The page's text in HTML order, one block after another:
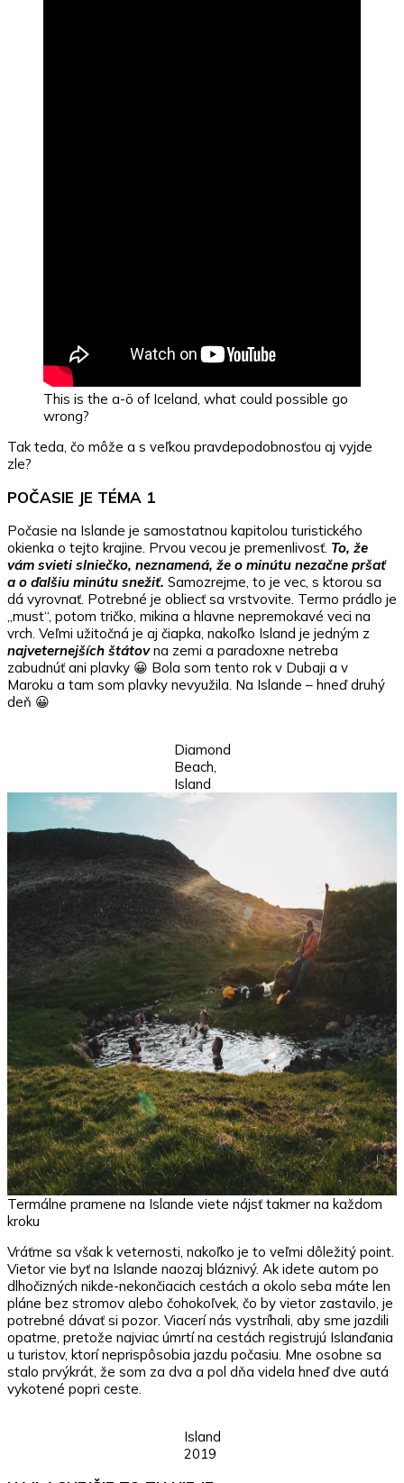
This is the a-ö of Iceland, what could possible go
wrong?
Tak teda, čo môže a s veľkou pravdepodobnosťou aj vyjde
zle?
POČASIE JE TÉMA 1
Počasie na Islande je samostatnou kapitolou turistického
okienka o tejto krajine. Prvou vecou je premenlivosť. To, že
vám svieti slniečko, neznamená, že o minútu nezačne pršať
a o ďalšiu minútu snežiť. Samozrejme, to je vec, s ktorou sa
dá vyrovnať. Potrebné je obliecť sa vrstvovite. Termo prádlo je
„must“, potom tričko, mikina a hlavne nepremokavé veci na
vrch. Veľmi užitočná je aj čiapka, nakoľko Island je jedným z
najveternejších štátovna zemi a paradoxne netreba
zabudnúť ani plavky 😀 Bola som tento rok v Dubaji a v
Maroku a tam som plavky nevyužila. Na Islande – hneď druhý
deň 😀
Diamond
Beach,
Island
Termálne pramene na Islande viete nájsť takmer na každom
kroku
Vráťme sa však k veternosti, nakoľko je to veľmi dôležitý point.
Vietor vie byť na Islande naozaj bláznivý. Ak idete autom po
dlhočizných nikde-nekončiacich cestách a okolo seba máte len
pláne bez stromov alebo čohokoľvek, čo by vietor zastavilo, je
potrebné dávať si pozor. Viacerí nás vystríhali, aby sme jazdili
opatrne, pretože najviac úmrtí na cestách registrujú Islanďania
u turistov, ktorí neprispôsobia jazdu počasiu. Mne osobne sa
stalo prvýkrát, že som za dva a pol dňa videla hneď dve autá
vykotené popri ceste.
Island
2019